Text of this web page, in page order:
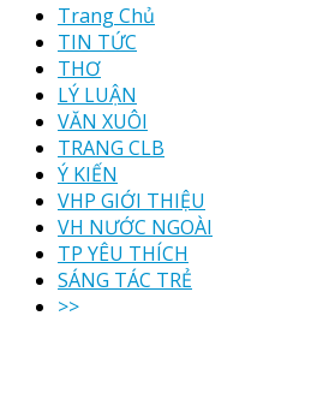
Trang Chủ
TIN TỨC
THƠ
LÝ LUẬN
VĂN XUÔI
TRANG CLB
Ý KIẾN
VHP GIỚI THIỆU
VH NƯỚC NGOÀI
TP YÊU THÍCH
SÁNG TÁC TRẺ
>>